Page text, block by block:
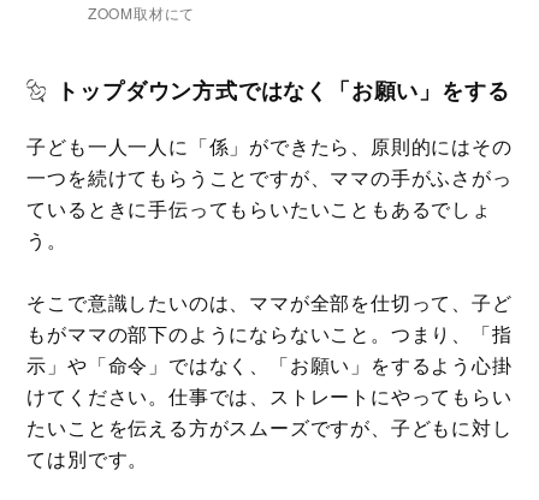
ZOOM取材にて
トップダウン方式ではなく「お願い」をする
子ども一人一人に「係」ができたら、原則的にはその
一つを続けてもらうことですが、ママの手がふさがっ
ているときに手伝ってもらいたいこともあるでしょ
う。
そこで意識したいのは、ママが全部を仕切って、子ど
もがママの部下のようにならないこと。つまり、「指
示」や「命令」ではなく、「お願い」をするよう心掛
けてください。仕事では、ストレートにやってもらい
たいことを伝える方がスムーズですが、子どもに対し
ては別です。